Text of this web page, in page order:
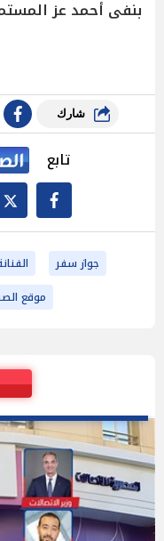
بنفى أحمد عز
شارك
تابع
جواز سفر
موقع